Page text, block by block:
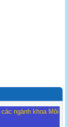
ngành khoa Môi